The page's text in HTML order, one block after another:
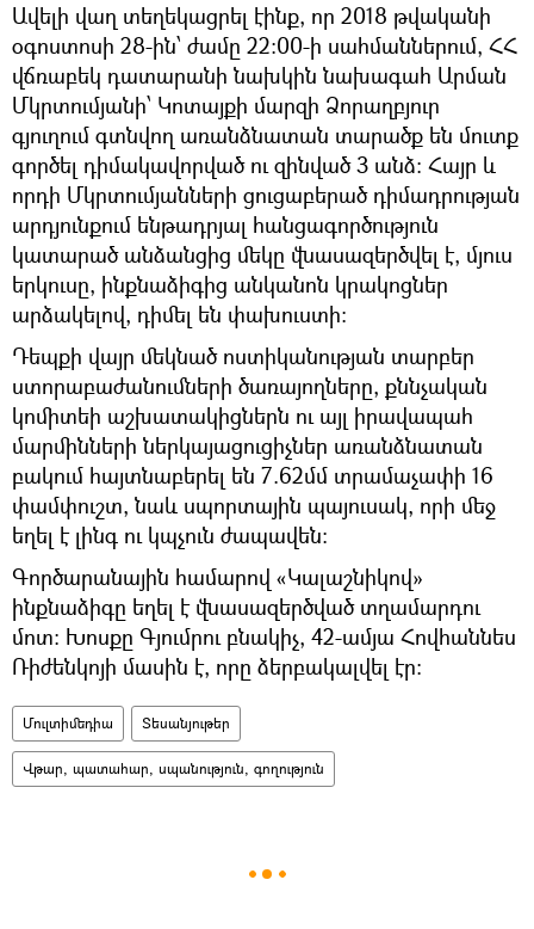
Ավելի վաղ տեղեկացրել էինք, որ 2018 թվականի
օգոստոսի 28-ին՝ ժամը 22:00-ի սահմաններում, ՀՀ
վճռաբեկ դատարանի նախկին նախագահ Արման
Մկրտումյանի՝ Կոտայքի մարզի Ձորաղբյուր
գյուղում գտնվող առանձնատան տարածք են մուտք
գործել դիմակավորված ու զինված 3 անձ։ Հայր և
որդի Մկրտումյանների ցուցաբերած դիմադրության
արդյունքում ենթադրյալ հանցագործություն
կատարած անձանցից մեկը վնասազերծվել է, մյուս
երկուսը, ինքնաձիգից անկանոն կրակոցներ
արձակելով, դիմել են փախուստի։
Դեպքի վայր մեկնած ոստիկանության տարբեր
ստորաբաժանումների ծառայողները, քննչական
կոմիտեի աշխատակիցներն ու այլ իրավապահ
մարմինների ներկայացուցիչներ առանձնատան
բակում հայտնաբերել են 7.62մմ տրամաչափի 16
փամփուշտ, նաև սպորտային պայուսակ, որի մեջ
եղել է լինգ ու կպչուն ժապավեն։
Գործարանային համարով «Կալաշնիկով»
ինքնաձիգը եղել է վնասազերծված տղամարդու
մոտ։ Խոսքը Գյումրու բնակիչ, 42-ամյա Հովհաննես
Ռիժենկոյի մասին է, որը ձերբակալվել էր։
Մուլտիմեդիա Տեսանյութեր
Վթար, պատահար, սպանություն, գողություն